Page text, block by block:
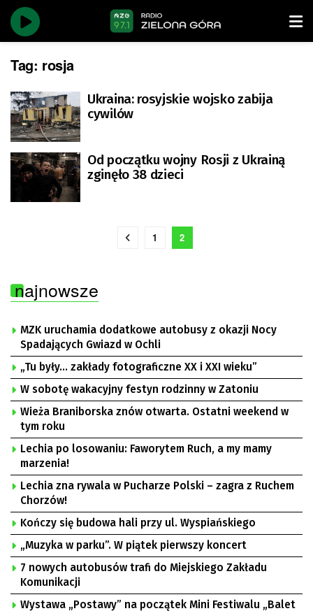
Tag: rosja
Ukraina: rosyjskie wojsko zabija
cywilów
Od początku wojny Rosji z Ukrainą
zginęło 38 dzieci
1 2
najnowsze
MZK uruchamia dodatkowe autobusy z okazji Nocy
Spadających Gwiazd w Ochli
„Tu były… zakłady fotograficzne XX i XXI wieku”
W sobotę wakacyjny festyn rodzinny w Zatoniu
Wieża Braniborska znów otwarta. Ostatni weekend w
tym roku
Lechia po losowaniu: Faworytem Ruch, a my mamy
marzenia!
Lechia zna rywala w Pucharze Polski – zagra z Ruchem
Chorzów!
Kończy się budowa hali przy ul. Wyspiańskiego
„Muzyka w parku”. W piątek pierwszy koncert
7 nowych autobusów trafi do Miejskiego Zakładu
Komunikacji
Wystawa „Postawy” na początek Mini Festiwalu „Balet